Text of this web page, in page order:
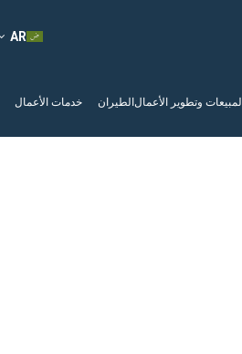
المبيعات وتطوير الأعمال الطيران خدمات الأعمال